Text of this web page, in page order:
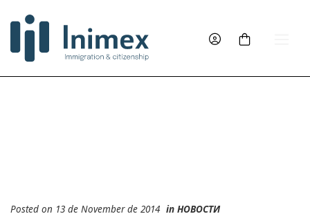
Posted on 13 de November de 2014 in НОВОСТИ